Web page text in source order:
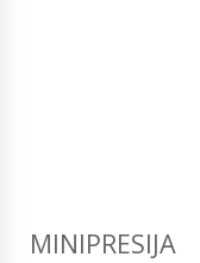
MINIPRESIJA